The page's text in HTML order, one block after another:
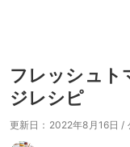
フレッシュト
ジレシピ
更新日：2022年8月16日 /